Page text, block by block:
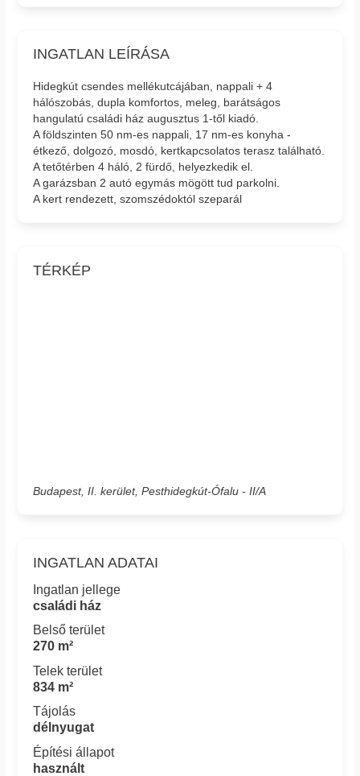
INGATLAN LEÍRÁSA
Hidegkút csendes mellékutcájában, nappali + 4
hálószobás, dupla komfortos, meleg, barátságos
hangulatú családi ház augusztus 1-től kiadó.
A földszinten 50 nm-es nappali, 17 nm-es konyha -
étkező, dolgozó, mosdó, kertkapcsolatos terasz található.
A tetőtérben 4 háló, 2 fürdő, helyezkedik el.
A garázsban 2 autó egymás mögött tud parkolni.
A kert rendezett, szomszédoktól szeparál
TÉRKÉP
Budapest, II. kerület, Pesthidegkút-Ófalu - II/A
INGATLAN ADATAI
Ingatlan jellege
családi ház
Belső terület
270 m²
Telek terület
834 m²
Tájolás
délnyugat
Építési állapot
használt